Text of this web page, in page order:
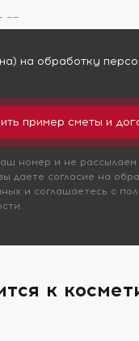
на обработку
номер и не рассылаем
даете согласие на
и соглашаетесь с
к